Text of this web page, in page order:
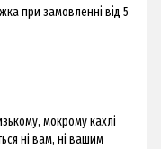
при замовленні від 5
мокрому кахлі
ні вам, ні вашим